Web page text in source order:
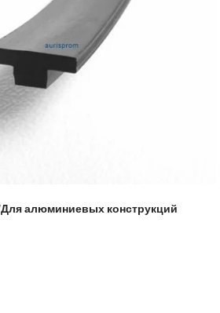
Для алюминиевых конструкций